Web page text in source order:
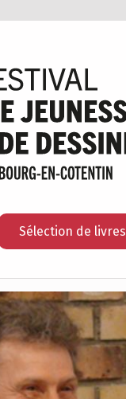
Sélection de livres